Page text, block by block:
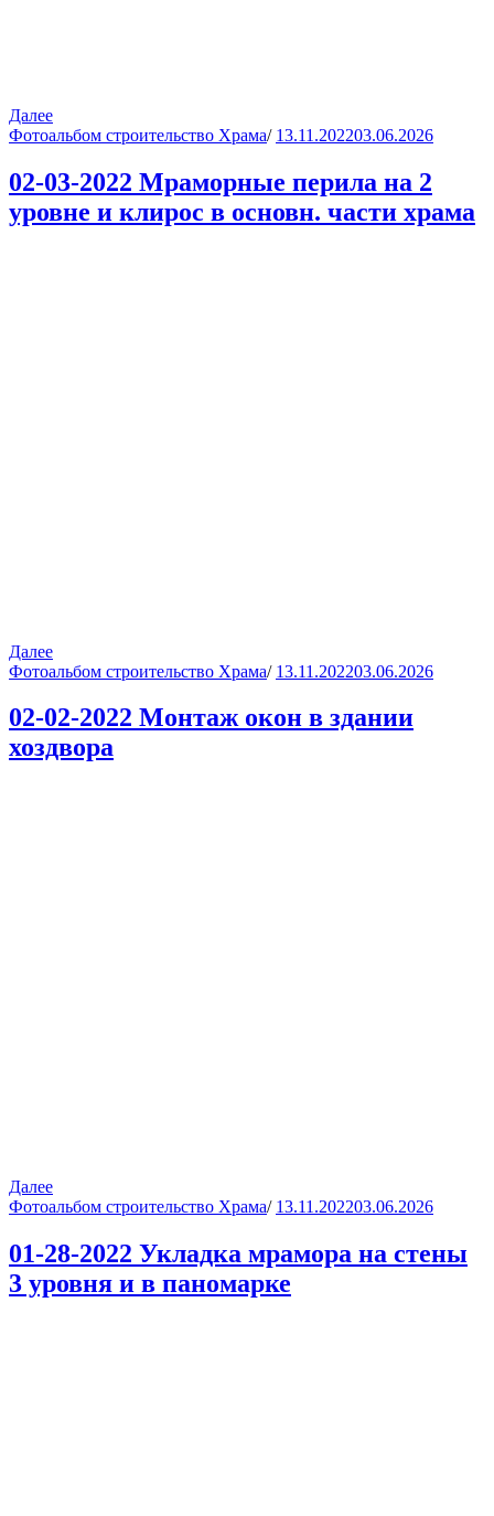
Далее
Фотоальбом строительство Храма/ 13.11.202203.06.2026
02-03-2022 Мраморные перила на 2
уровне и клирос в основн. части храма
Далее
Фотоальбом строительство Храма/ 13.11.202203.06.2026
02-02-2022 Монтаж окон в здании
хоздвора
Далее
Фотоальбом строительство Храма/ 13.11.202203.06.2026
01-28-2022 Укладка мрамора на стены
3 уровня и в паномарке